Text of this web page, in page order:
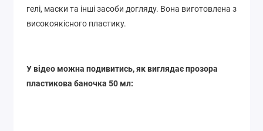
гелі, маски та інші засоби догляду. Вона виготовлена з
високоякісного пластику.
У відео можна подивитись, як виглядає прозора
пластикова баночка 50 мл: